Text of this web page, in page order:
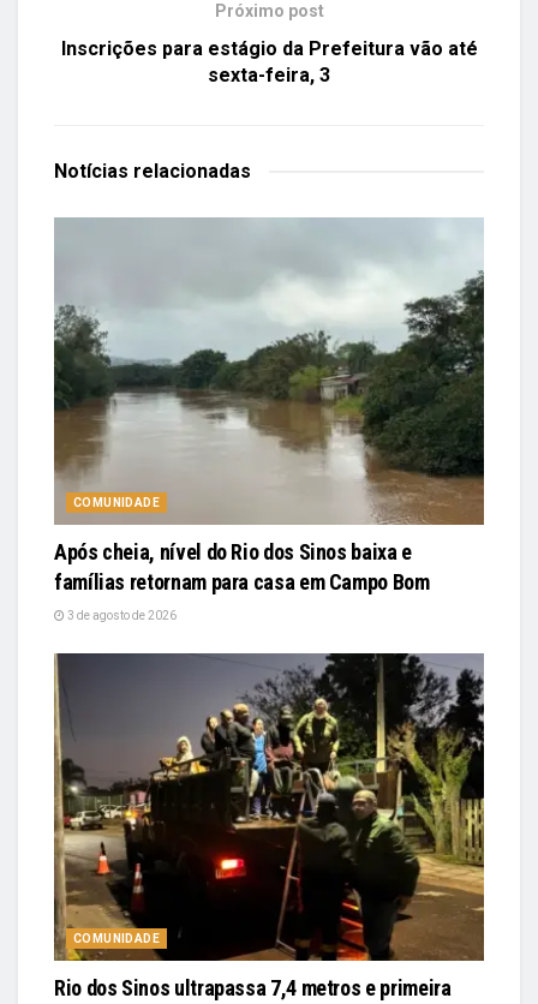
Próximo post
Inscrições para estágio da Prefeitura vão até
sexta-feira, 3
Notícias relacionadas
COMUNIDADE
Após cheia, nível do Rio dos Sinos baixa e
famílias retornam para casa em Campo Bom
3 de agosto de 2026
COMUNIDADE
Rio dos Sinos ultrapassa 7,4 metros e primeira